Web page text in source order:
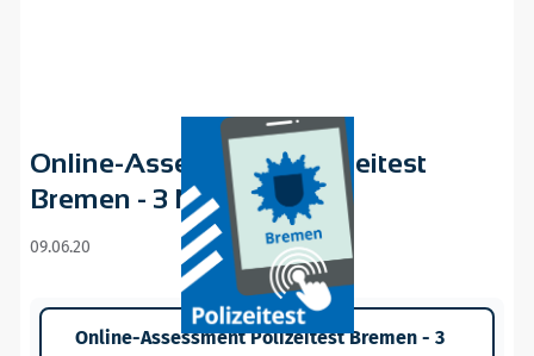
Online-Assessment Polizeitest
Bremen - 3 Monate
09.06.20
Online-Assessment Polizeitest Bremen - 3